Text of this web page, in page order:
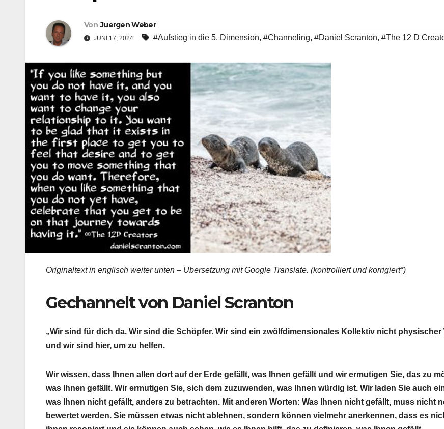
Von Juergen Weber
JUNI 17, 2024 #Aufstieg in die 5. Dimension, #Channeling, #Daniel Scranton, #The 12 D
Originaltext in englisch weiter unten – Übersetzung mit Google Translate. (kontrolliert und korrigiert*)
Gechannelt von Daniel Scranton
„Wir sind für dich da. Wir sind die Schöpfer. Wir sind ein zwölfdimensionales Kollektiv nicht physischer
und wir sind hier, um zu helfen.
Wir wissen, dass Ihnen allen dort auf der Erde gefällt, was Ihnen gefällt und wir ermutigen Sie, das zu
was Ihnen gefällt. Wir ermutigen Sie, sich dem zuzuwenden, was Ihnen würdig ist. Wir laden Sie auch
was Ihnen nicht gefällt, anders zu betrachten. Mit anderen Worten: Was Ihnen nicht gefällt, muss nicht
bewertet werden. Sie müssen etwas nicht ablehnen, sondern können vielmehr anerkennen, dass es